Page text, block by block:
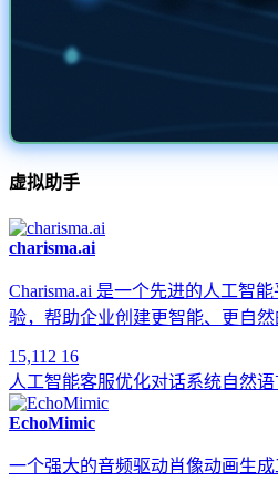
虚拟助手
charisma.ai
Charisma.ai 是一个先进的人工智
验，帮助企业创建更智能、更自然
15,112 16
人工智能客服优化对话系统自然
EchoMimic
一个强大的音频驱动肖像动画生